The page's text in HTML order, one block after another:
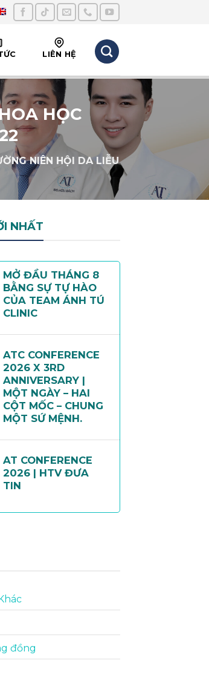
LIÊN HỆ
HỌC
NIÊN HỘI DA LIỄU
NHẤT
MỞ ĐẦU THÁNG 8
BẰNG SỰ TỰ HÀO
CỦA TEAM ÁNH TÚ
CLINIC
ATC CONFERENCE
2026 X 3RD
ANNIVERSARY |
MỘT NGÀY – HAI
CỘT MỐC – CHUNG
MỘT SỨ MỆNH.
AT CONFERENCE
2026 | HTV ĐƯA
TIN
đồng